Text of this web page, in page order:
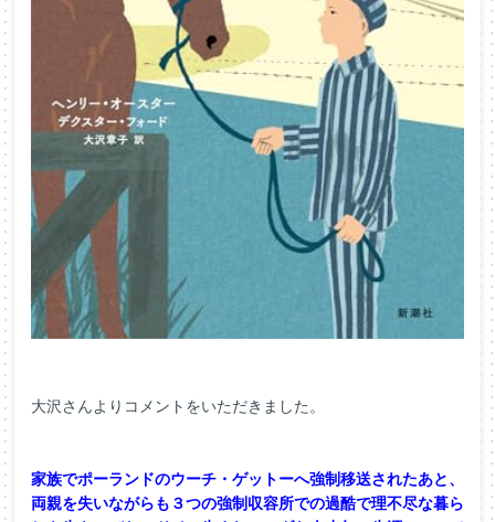
大沢さんよりコメントをいただきました。
家族でポーランドのウーチ・ ゲットーへ強制移送されたあと、
両親を失いながらも３つの強制収容所での過酷で理不尽な暮ら